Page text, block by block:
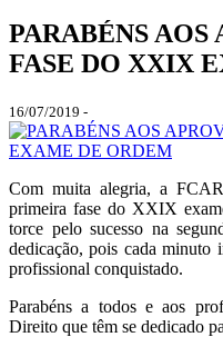
PARABÉNS AOS
FASE DO XXIX
16/07/2019 -
Com muita alegria, a
primeira fase do XXIX
torce pelo sucesso na
dedicação, pois cada minuto
profissional conquistado.
Parabéns a todos e aos
Direito que têm se dedicado